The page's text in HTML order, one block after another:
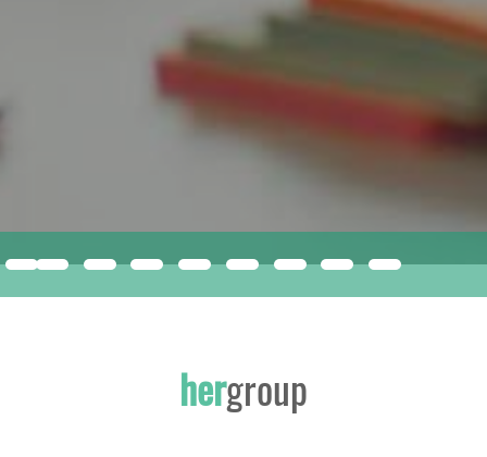
ISMERJE MEG A JÖVŐ ÉPÍTŐANYAGÁT!
INNOVATÍV, SOKOLDALÚ EPS KIZÁRÓLAG A HERGROUP-NÁL
hergroup